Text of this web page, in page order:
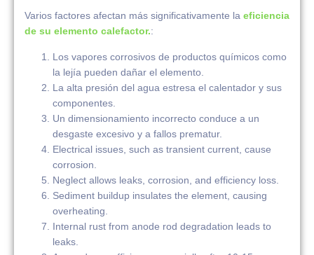
Varios factores afectan más significativamente la eficiencia
de su elemento calefactor.:
Los vapores corrosivos de productos químicos como
la lejía pueden dañar el elemento.
La alta presión del agua estresa el calentador y sus
componentes.
Un dimensionamiento incorrecto conduce a un
desgaste excesivo y a fallos prematur.
Electrical issues, such as transient current, cause
corrosion.
Neglect allows leaks, corrosion, and efficiency loss.
Sediment buildup insulates the element, causing
overheating.
Internal rust from anode rod degradation leads to
leaks.